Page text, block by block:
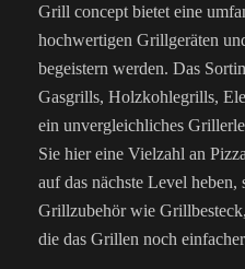
Grill concept bietet eine
hochwertigen Grillgeräten
begeistern werden. Das
Gasgrills, Holzkohlegrills,
ein unvergleichliches
Sie hier eine Vielzahl an
auf das nächste Level heben,
Grillzubehör wie
die das Grillen noch